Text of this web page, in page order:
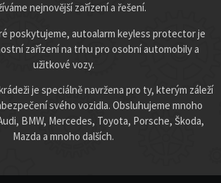
nejnovější zařízení a řešení.
poskytujeme, autoalarm keyless protector je
zařízení na trhu pro osobní automobily a
užitkové vozy.
je speciálně navržena pro ty, kterým záleží
svého vozidla. Obsluhujeme mnoho
BMW, Mercedes, Toyota, Porsche, Škoda,
Mazda a mnoho dalších.